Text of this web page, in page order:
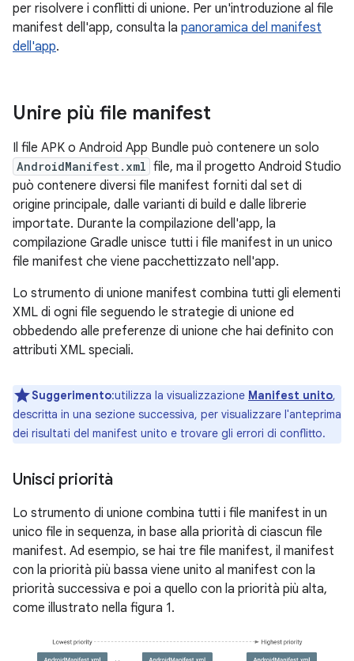
per risolvere i conflitti di unione. Per un'introduzione al file
manifest dell'app, consulta la panoramica del manifest
dell'app.
Unire più file manifest
Il file APK o Android App Bundle può contenere un solo
AndroidManifest.xml file, ma il progetto Android Studio
può contenere diversi file manifest forniti dal set di
origine principale, dalle varianti di build e dalle librerie
importate. Durante la compilazione dell'app, la
compilazione Gradle unisce tutti i file manifest in un unico
file manifest che viene pacchettizzato nell'app.
Lo strumento di unione manifest combina tutti gli elementi
XML di ogni file seguendo le strategie di unione ed
obbedendo alle preferenze di unione che hai definito con
attributi XML speciali.
Suggerimento:utilizza la visualizzazione Manifest unito,
descritta in una sezione successiva, per visualizzare l'anteprima
dei risultati del manifest unito e trovare gli errori di conflitto.
Unisci priorità
Lo strumento di unione combina tutti i file manifest in un
unico file in sequenza, in base alla priorità di ciascun file
manifest. Ad esempio, se hai tre file manifest, il manifest
con la priorità più bassa viene unito al manifest con la
priorità successiva e poi a quello con la priorità più alta,
come illustrato nella figura 1.